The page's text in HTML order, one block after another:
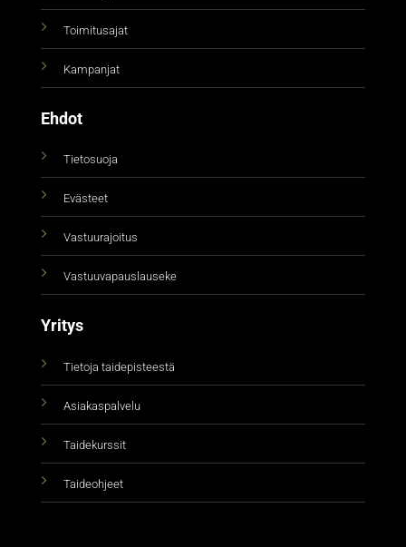
Toimitusajat
Kampanjat
Ehdot
Tietosuoja
Evästeet
Vastuurajoitus
Vastuuvapauslauseke
Yritys
Tietoja taidepisteestä
Asiakaspalvelu
Taidekurssit
Taideohjeet